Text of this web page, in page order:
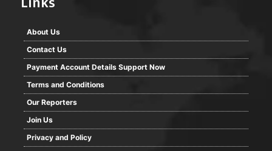
About Us
Contact Us
Payment Account Details Support Now
Terms and Conditions
Our Reporters
Join Us
Privacy and Policy